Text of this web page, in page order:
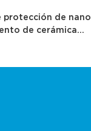
protección de nano
de cerámica